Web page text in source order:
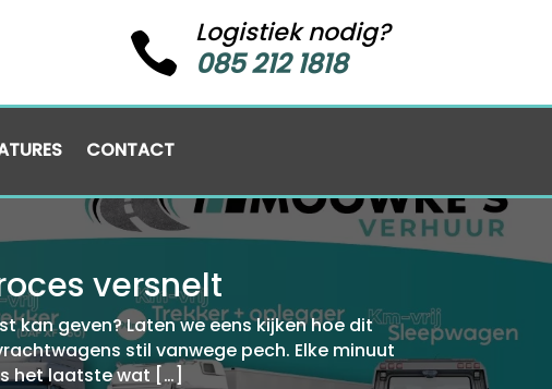
 Logistiek nodig?
085 212 1818
CONTACT
versnelt
kan geven? Laten we eens kijken hoe dit
stil vanwege pech.​ Elke minuut
het laatste wat […]